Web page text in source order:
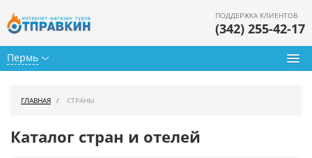
Пермь
ПОДДЕРЖКА КЛИЕНТОВ
(342) 255-42-17
ГЛАВНАЯ СТРАНЫ
Каталог стран и отелей